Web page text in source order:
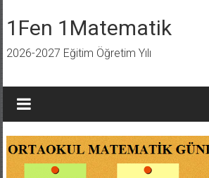
geç
1Fen 1Matematik
2026-2027 Eğitim Öğretim Yılı